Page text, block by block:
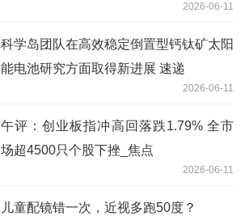
2026-06-11
科学岛团队在高效稳定倒置型钙钛矿太阳
能电池研究方面取得新进展 速递
2026-06-11
午评：创业板指冲高回落跌1.79% 全市
场超4500只个股下挫_焦点
2026-06-11
儿童配镜错一次，近视多跑50度？